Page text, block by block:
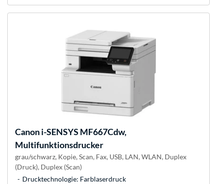
Canoni-SENSYS MF667Cdw,
Multifunktionsdrucker
grau/schwarz, Kopie, Scan, Fax, USB, LAN, WLAN, Duplex
(Druck), Duplex (Scan)
Drucktechnologie: Farblaserdruck